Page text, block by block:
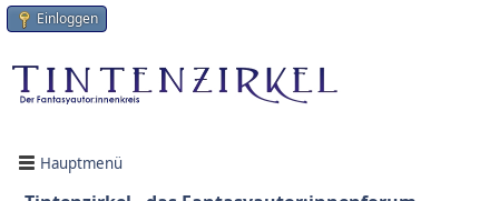
Einloggen
Hauptmenü